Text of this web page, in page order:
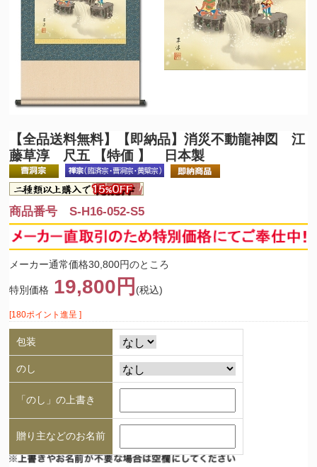
【全品送料無料】
【即納品】消災不動龍神図 江
藤草淳 尺五 【特価 】 日本製
商品番号 S-H16-052-S5
メーカー通常価格30,800円のところ
特別価格 19,800円 (税込)
[180ポイント進呈 ]
包装
のし
「のし」の上書き
贈り主などのお名前